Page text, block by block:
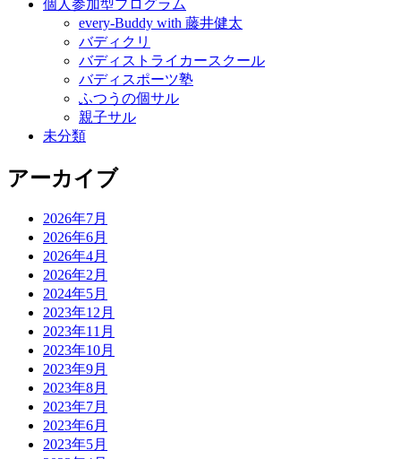
個人参加型プログラム
every-Buddy with 藤井健太
バディクリ
バディストライカースクール
バディスポーツ塾
ふつうの個サル
親子サル
未分類
アーカイブ
2026年7月
2026年6月
2026年4月
2026年2月
2024年5月
2023年12月
2023年11月
2023年10月
2023年9月
2023年8月
2023年7月
2023年6月
2023年5月